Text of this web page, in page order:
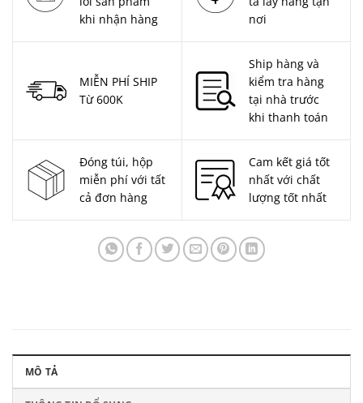
khi nhận hàng
nơi
MIỄN PHÍ SHIP
Từ 600K
Ship hàng và
kiểm tra hàng
tại nhà trước
khi thanh toán
Đóng túi, hộp
miễn phí với tất
cả đơn hàng
Cam kết giá tốt
nhất với chất
lượng tốt nhất
MÔ TẢ